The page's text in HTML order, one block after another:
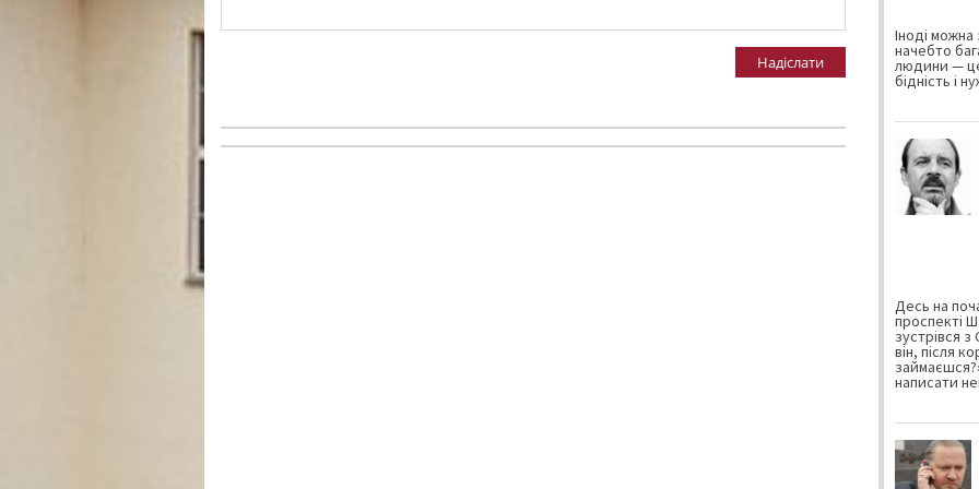
Надіслати
Іноді
начебто
людини —
бідність і
Десь на
проспекті
зустрівся
він, після
написати